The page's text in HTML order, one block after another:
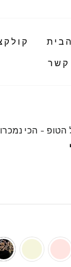
קשר
הטופ - הכי